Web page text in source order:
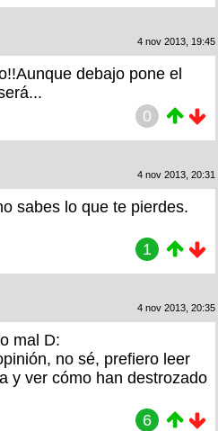
4 nov 2013, 19:45
debajo pone el
0
4 nov 2013, 20:31
sabes lo que te pierdes.
1
4 nov 2013, 20:35
mal D:
no sé, prefiero leer
y ver cómo han destrozado
6